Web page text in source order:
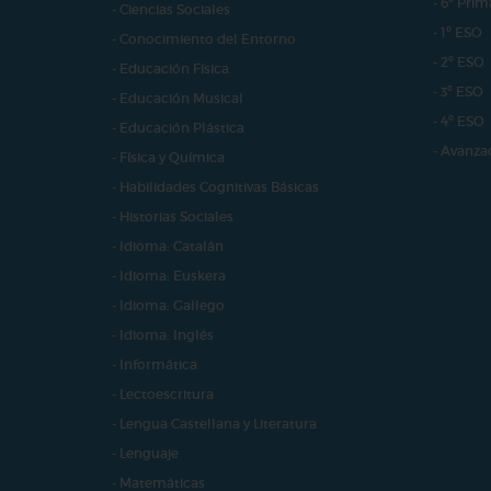
- Ciencias Sociales
- Conocimiento del Entorno
- Educación Física
- Educación Musical
- Educación Plástica
- Física y Química
- Habilidades Cognitivas Básicas
- Historias Sociales
- Idioma: Catalán
- Idioma: Euskera
- Idioma: Gallego
- Idioma: Inglés
- Informática
- Lectoescritura
- Lengua Castellana y Literatura
- Lenguaje
- Matemáticas
- 1º ESO
- 2º ESO
- 3º ESO
- 4º ESO
-